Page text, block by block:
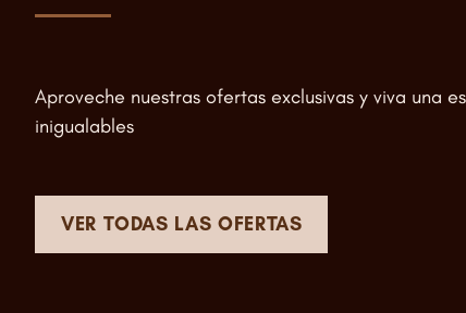
Aproveche nuestras ofertas exclusivas y viva una
inigualables
VER TODAS LAS OFERTAS